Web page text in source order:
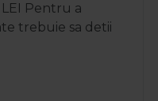
LEI Pentru a
trebuie sa detii